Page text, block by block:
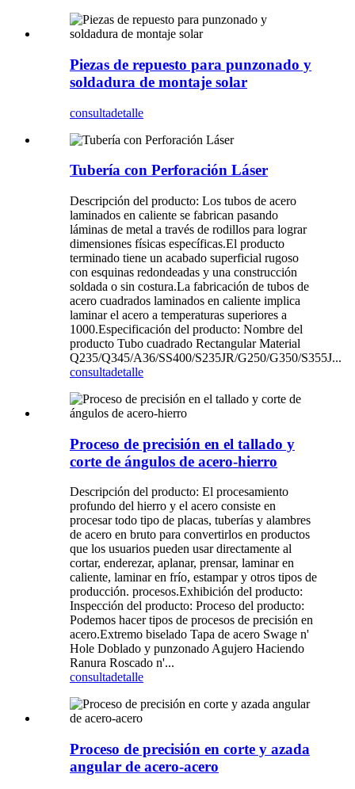
Piezas de repuesto para punzonado y
soldadura de montaje solar
consultadetalle
Tubería con Perforación Láser
Descripción del producto: Los tubos de acero
laminados en caliente se fabrican pasando
láminas de metal a través de rodillos para lograr
dimensiones físicas específicas.El producto
terminado tiene un acabado superficial rugoso
con esquinas redondeadas y una construcción
soldada o sin costura.La fabricación de tubos de
acero cuadrados laminados en caliente implica
laminar el acero a temperaturas superiores a
1000.Especificación del producto: Nombre del
producto Tubo cuadrado Rectangular Material
Q235/Q345/A36/SS400/S235JR/G250/G350/S355J...
consultadetalle
Proceso de precisión en el tallado y
corte de ángulos de acero-hierro
Descripción del producto: El procesamiento
profundo del hierro y el acero consiste en
procesar todo tipo de placas, tuberías y alambres
de acero en bruto para convertirlos en productos
que los usuarios pueden usar directamente al
cortar, enderezar, aplanar, prensar, laminar en
caliente, laminar en frío, estampar y otros tipos de
producción. procesos.Exhibición del producto:
Inspección del producto: Proceso del producto:
Podemos hacer tipos de procesos de precisión en
acero.Extremo biselado Tapa de acero Swage n'
Hole Doblado y punzonado Agujero Haciendo
Ranura Roscado n'...
consultadetalle
Proceso de precisión en corte y azada
angular de acero-acero